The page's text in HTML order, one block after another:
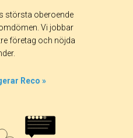
största oberoende
Vi jobbar
företag och nöjda
Reco »